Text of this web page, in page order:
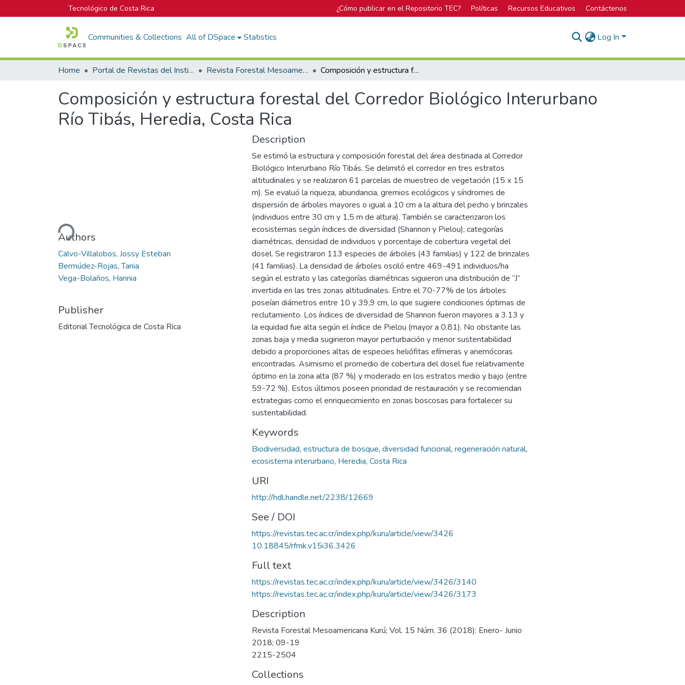
Tecnológico de Costa Rica ¿Cómo publicar en el Repositorio TEC? Políticas Recursos Educativos Contáctenos
Communities & Collections All of DSpace Statistics Log In
Home Portal de Revistas del Instituto Tecnológico de Costa Rica Revista Forestal Mesoamericana Kurú Composición y estructura forestal del Corredor Biológico Interurbano Río Tibás, Heredia, Costa Rica
Composición y estructura forestal del Corredor Biológico Interurbano
Río Tibás, Heredia, Costa Rica
Loading...
Authors
Calvo-Villalobos, Jossy Esteban
Bermúdez-Rojas, Tania
Vega-Bolaños, Hannia
Publisher
Editorial Tecnológica de Costa Rica
Description
Se estimó la estructura y composición forestal del área destinada al Corredor
Biológico Interurbano Río Tibás. Se delimitó el corredor en tres estratos
altitudinales y se realizaron 61 parcelas de muestreo de vegetación (15 x 15
m). Se evaluó la riqueza, abundancia, gremios ecológicos y síndromes de
dispersión de árboles mayores o igual a 10 cm a la altura del pecho y brinzales
(individuos entre 30 cm y 1,5 m de altura). También se caracterizaron los
ecosistemas según índices de diversidad (Shannon y Pielou), categorías
diamétricas, densidad de individuos y porcentaje de cobertura vegetal del
dosel. Se registraron 113 especies de árboles (43 familias) y 122 de brinzales
(41 familias). La densidad de árboles osciló entre 469-491 individuos/ha
según el estrato y las categorías diamétricas siguieron una distribución de “J”
invertida en las tres zonas altitudinales. Entre el 70-77% de los árboles
poseían diámetros entre 10 y 39,9 cm, lo que sugiere condiciones óptimas de
reclutamiento. Los índices de diversidad de Shannon fueron mayores a 3.13 y
la equidad fue alta según el índice de Pielou (mayor a 0.81). No obstante las
zonas baja y media sugirieron mayor perturbación y menor sustentabilidad
debido a proporciones altas de especies heliófitas efímeras y anemócoras
encontradas. Asimismo el promedio de cobertura del dosel fue relativamente
óptimo en la zona alta (87 %) y moderado en los estratos medio y bajo (entre
59-72 %). Estos últimos poseen prioridad de restauración y se recomiendan
estrategias como el enriquecimiento en zonas boscosas para fortalecer su
sustentabilidad.
Keywords
Biodiversidad, estructura de bosque, diversidad funcional, regeneración natural,
ecosistema interurbano, Heredia, Costa Rica
URI
http://hdl.handle.net/2238/12669
See / DOI
https://revistas.tec.ac.cr/index.php/kuru/article/view/3426
10.18845/rfmk.v15i36.3426
Full text
https://revistas.tec.ac.cr/index.php/kuru/article/view/3426/3140
https://revistas.tec.ac.cr/index.php/kuru/article/view/3426/3173
Description
Revista Forestal Mesoamericana Kurú; Vol. 15 Núm. 36 (2018): Enero- Junio
2018; 09-19
2215-2504
Collections